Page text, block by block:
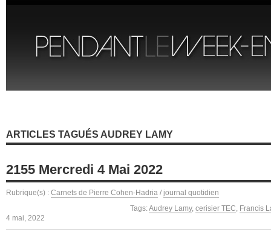
ARTICLES TAGUÉS AUDREY LAMY
2155 Mercredi 4 Mai 2022
Rubrique(s) : Carnets de Pierre Cohen-Hadria / journal quotidien
Tags:Audrey Lamy, cerisier TEC, Francis
4 mai, 2022